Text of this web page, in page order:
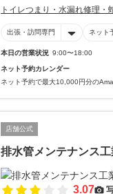
トイレつまり・水漏れ修理・
出張・訪問専門 ネット
本日の営業状況 9:00〜18:00
ネット予約カレンダー
ネット予約で最大10,000円分の
店舗公式
排水管メンテナンス工
3.07